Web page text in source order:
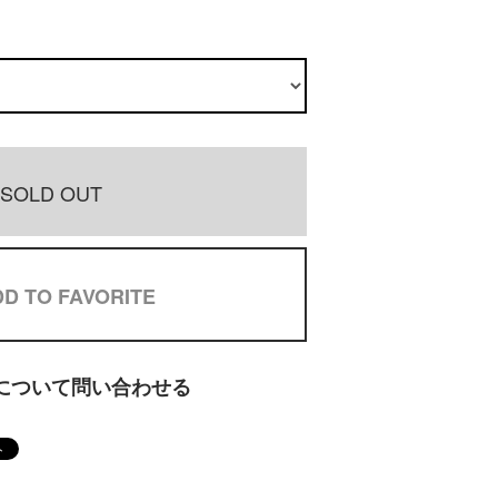
SOLD OUT
TO FAVORITE
ついて問い合わせる